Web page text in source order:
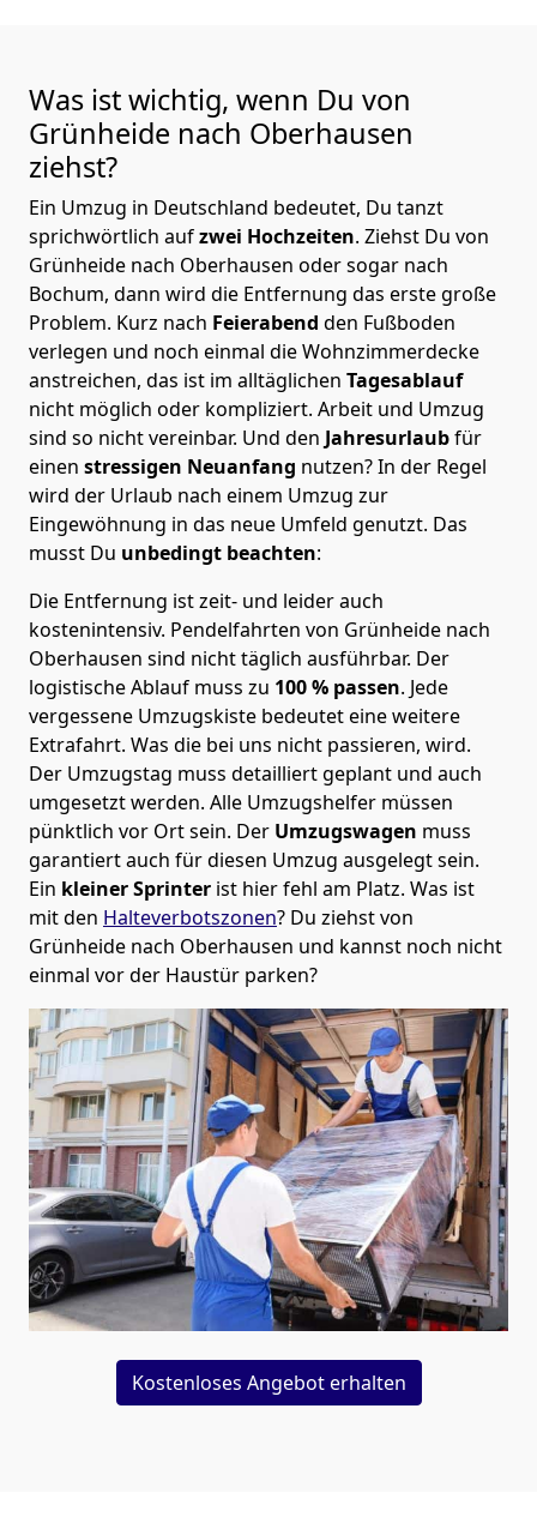
Was ist wichtig, wenn Du von
Grünheide nach Oberhausen
ziehst?
Ein Umzug in Deutschland bedeutet, Du tanzt
sprichwörtlich aufzwei Hochzeiten. Ziehst Du von
Grünheide nach Oberhausen oder sogar nach
Bochum, dann wird die Entfernung das erste große
Problem. Kurz nach Feierabend den Fußboden
verlegen und noch einmal die Wohnzimmerdecke
anstreichen, das ist im alltäglichen Tagesablauf
nicht möglich oder kompliziert. Arbeit und Umzug
sind so nicht vereinbar. Und den Jahresurlaubfür
einen stressigen Neuanfang nutzen? In der Regel
wird der Urlaub nach einem Umzug zur
Eingewöhnung in das neue Umfeld genutzt. Das
musst Du unbedingt beachten:
Die Entfernung ist zeit- und leider auch
kostenintensiv. Pendelfahrten von Grünheide nach
Oberhausen sind nicht täglich ausführbar. Der
logistische Ablauf muss zu 100 % passen. Jede
vergessene Umzugskiste bedeutet eine weitere
Extrafahrt. Was die bei uns nicht passieren, wird.
Der Umzugstag muss detailliert geplant und auch
umgesetzt werden. Alle Umzugshelfer müssen
pünktlich vor Ort sein. Der Umzugswagen muss
garantiert auch für diesen Umzug ausgelegt sein.
Ein kleiner Sprinter ist hier fehl am Platz. Was ist
mit den Halteverbotszonen? Du ziehst von
Grünheide nach Oberhausen und kannst noch nicht
einmal vor der Haustür parken?
Kostenloses Angebot erhalten